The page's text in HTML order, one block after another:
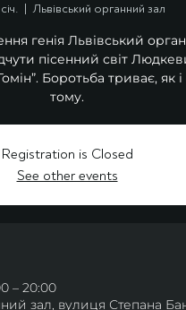
  |
Львівський органний зал
генія Львівський
пісенний світ
Боротьба триває, як і
тому.
Registration is Closed
See other events
– 20:00
зал, вулиця Степана